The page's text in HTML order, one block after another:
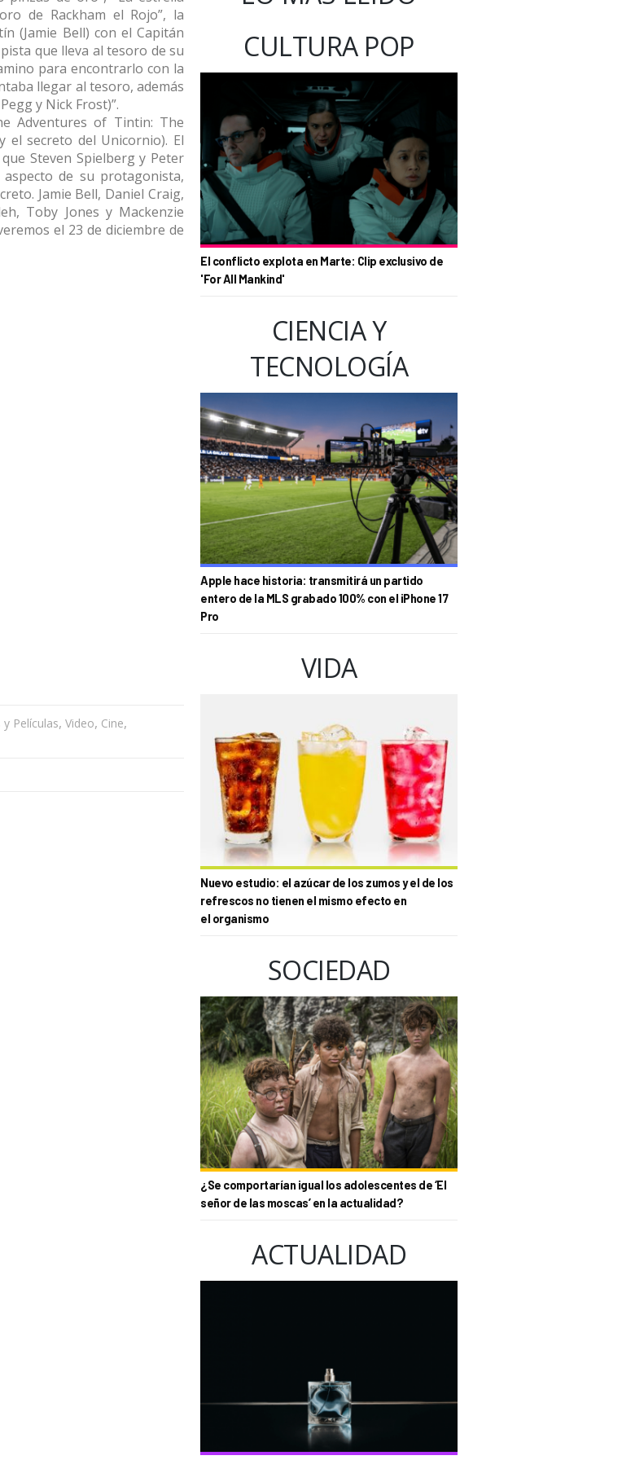
de Rackham el Rojo”, la
(Jamie Bell) con el Capitán
que lleva al tesoro de su
para encontrarlo con la
llegar al tesoro, además
y Nick Frost)”.
Adventures of Tintin: The
el secreto del Unicornio). El
Steven Spielberg y Peter
de su protagonista,
Jamie Bell, Daniel Craig,
Toby Jones y Mackenzie
el 23 de diciembre de
y Películas, Video, Cine,
CULTURA POP
El conflicto explota en Marte: Clip exclusivo de
'For All Mankind'
CIENCIA Y
TECNOLOGÍA
Apple hace historia: transmitirá un partido
entero de la MLS grabado 100% con el iPhone 17
Pro
VIDA
Nuevo estudio: el azúcar de los zumos y el de los
refrescos no tienen el mismo efecto en
el organismo
SOCIEDAD
¿Se comportarían igual los adolescentes de ‘El
señor de las moscas’ en la actualidad?
ACTUALIDAD